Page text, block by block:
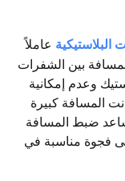
البلاستيكية عاملاً
بين الشفرات
وعدم إمكانية
المسافة كبيرة
ضبط المسافة
فجوة مناسبة في